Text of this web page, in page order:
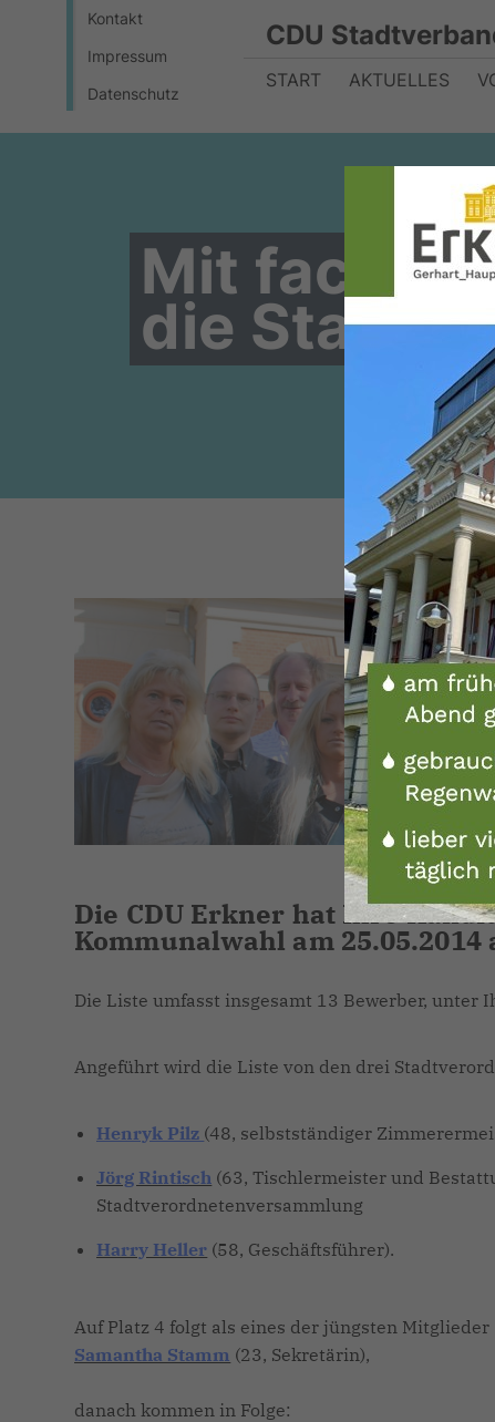
Kontakt
Impressum
Datenschutz
CDU
START AKTUELLES
Mit
die Stadt
Die CDU Erkner hat Ihre
Kommunalwahl am 25.05.2014
Die Liste umfasst insgesamt 13 Bewerber, unter
Angeführt wird die Liste von den drei
Henryk Pilz (48, selbstständiger
Jörg Rintisch (63, Tischlermeister und
Stadtverordnetenversammlung
Harry Heller (58, Geschäftsführer).
Auf Platz 4 folgt als eines der jüngsten Mitglieder
Samantha Stamm (23, Sekretärin),
danach kommen in Folge: